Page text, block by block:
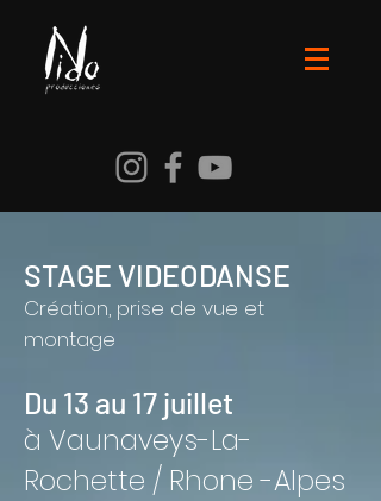
STAGE VIDEODANSE
Création, prise de vue et
montage
Du 13 au 17 juillet
à Vaunaveys-La-
Rochette / Rhone -Alpes